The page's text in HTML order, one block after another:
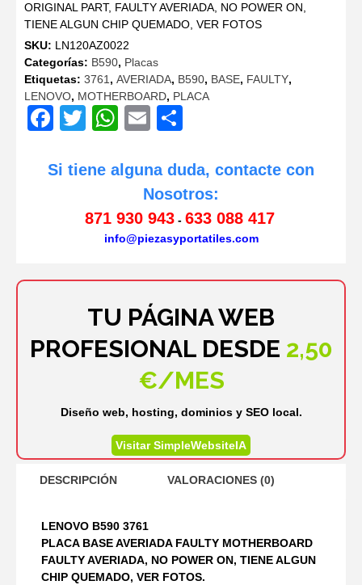
original
era:
28,80€.
actual
es:
24,99€.
ORIGINAL PART, FAULTY AVERIADA, NO POWER ON,
TIENE ALGUN CHIP QUEMADO, VER FOTOS
SKU: LN120AZ0022
Categorías: B590, Placas
Etiquetas: 3761 , AVERIADA, B590, BASE, FAULTY,
LENOVO, MOTHERBOARD, PLACA
Facebook
TwitterWhatsApp
Email
Si tiene alguna duda, contacte con
Nosotros:
871 930 943- 633 088 417
info@piezasyportatiles.com
TU PÁGINA WEB
PROFESIONAL DESDE 2,50
€/MES
Diseño web, hosting, dominios y SEO local.
Visitar SimpleWebsiteIA
DESCRIPCIÓN VALORACIONES (0)
LENOVO B590 3761
PLACA BASE AVERIADA FAULTY MOTHERBOARD
FAULTY AVERIADA, NO POWER ON, TIENE ALGUN
CHIP QUEMADO, VER FOTOS.